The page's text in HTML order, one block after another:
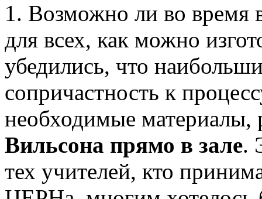
1. Возможно ли во время
для всех, как можно
убедились, что
сопричастность к
необходимые материалы,
Вильсона прямо в зале.
тех учителей, кто